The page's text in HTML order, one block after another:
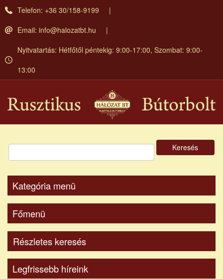
Ugrás
Telefon: +36 30/158-9199
Email: info@halozatbt.hu
Nyitvatartás: Hétfőtől péntekig: 9:00-17:00, Szombat: 9:00-
13:00
Keresés
Kategória menü
Főmenü
Részletes keresés
Legfrissebb híreink